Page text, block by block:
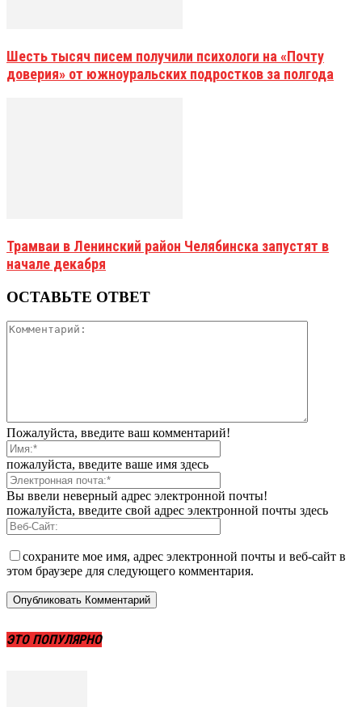
Шесть тысяч писем получили психологи на «Почту
доверия» от южноуральских подростков за полгода
Трамваи в Ленинский район Челябинска запустят в
начале декабря
ОСТАВЬТЕ ОТВЕТ
Пожалуйста, введите ваш комментарий!
пожалуйста, введите ваше имя здесь
Вы ввели неверный адрес электронной почты!
пожалуйста, введите свой адрес электронной почты здесь
сохраните мое имя, адрес электронной почты и веб-сайт в
этом браузере для следующего комментария.
ЭТО ПОПУЛЯРНО